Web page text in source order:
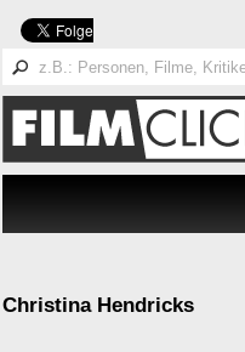
Christina Hendricks